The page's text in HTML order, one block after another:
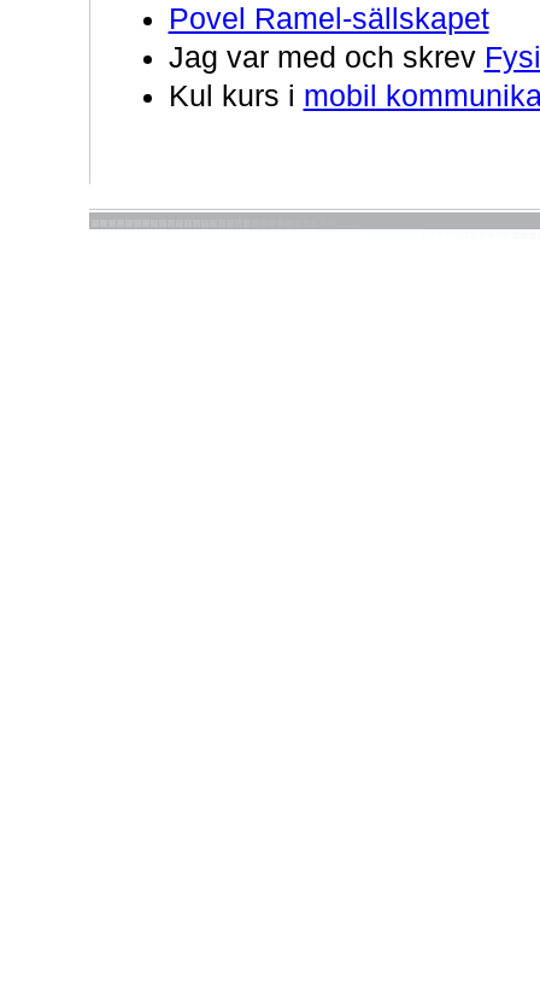
Povel Ramel-sällskapet
Jag var med och skrev
Kul kurs i mobil